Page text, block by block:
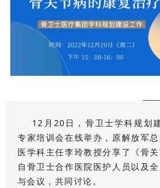
12月20日，骨卫士学科规
专家培训会在线举办，原解放军
医学科主任李玲教授分享了《骨
自骨卫士合作医院医护人员以及
与会议，共同讨论。